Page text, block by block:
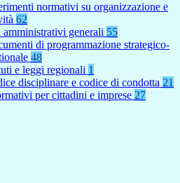
normativi su organizzazione e
62
generali 55
di programmazione strategico-
48
e leggi regionali 1
disciplinare e codice di condotta 21
per cittadini e imprese 27